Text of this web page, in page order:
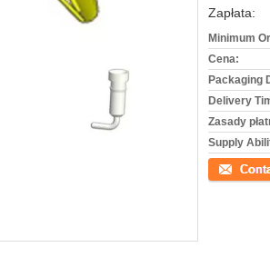
Zapłata:
Minimum
Cena:
Packaging
Delivery
Zasady
Supply
Kontakt